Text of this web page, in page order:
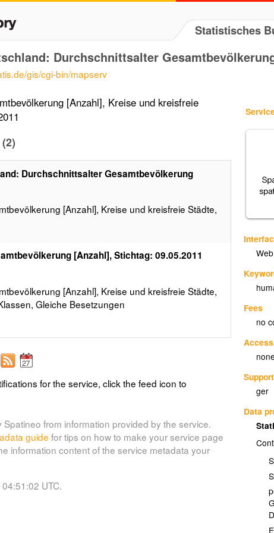
Statistisches
Durchschnittsalter
gis/cgi-bin/mapserv
Fees
no
none
ger
Data
[Anzahl], Kreise und kreisfreie
Durchschnittsalter Gesamtbevölkerung
[Anzahl], Kreise und kreisfreie Städte,
[Anzahl], Stichtag: 09.05.2011
[Anzahl], Kreise und kreisfreie Städte,
Gleiche Besetzungen
for the service, click the feed icon to
from information provided by the service.
guide for tips on how to make your service page
information content of the service metadata your
UTC.